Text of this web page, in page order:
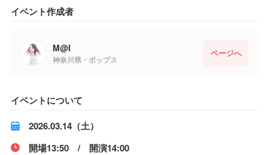
イベント作成者
M@I
神奈川県・ポップス
ページへ
イベントについて
2026.03.14（土）
開場13:50 / 開演14:00